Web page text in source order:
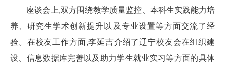
座谈会上,双方围绕教学质量监控、本科生实践能力培
养、研究生学术创新提升以及专业设置等方面交流了经
验。在校友工作方面,李延吉介绍了辽宁校友会在组织建
设、信息数据库完善以及助力学生就业实习等方面的具体